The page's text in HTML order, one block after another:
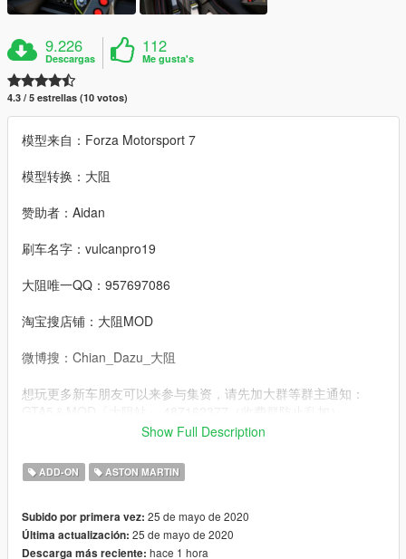
9.226
Descargas
112
Me gusta's
4.3 / 5 estrellas (10 votos)
模型来自：Forza Motorsport 7
模型转换：大阻
赞助者：Aidan
刷车名字：vulcanpro19
大阻唯一QQ：957697086
淘宝搜店铺：大阻MOD
微博搜：Chian_Dazu_大阻
想玩更多新车朋友可以来参与集资，请先加大群等群主通知：
Convert：DAZU
Sponsors：Aidan
Show Full Description
ADD-ON ASTON MARTIN
Subido por primera vez: 25 de mayo de 2020
Última actualización: 25 de mayo de 2020
Descarga más reciente: hace 1 hora